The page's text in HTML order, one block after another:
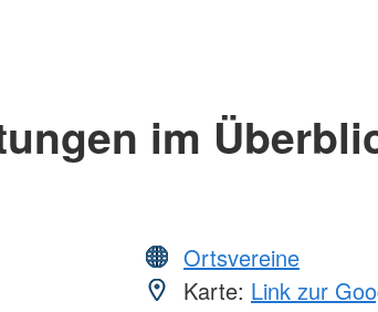
im
Ortsvereine
Karte: Link zur